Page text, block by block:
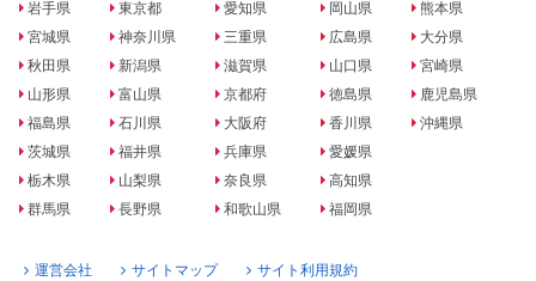
岩手県
宮城県
秋田県
山形県
福島県
茨城県
栃木県
群馬県
東京都
神奈川県
新潟県
富山県
石川県
福井県
山梨県
長野県
愛知県
三重県
滋賀県
京都府
大阪府
兵庫県
奈良県
和歌山県
岡山県
広島県
山口県
徳島県
香川県
愛媛県
高知県
福岡県
熊本県
大分県
宮崎県
鹿児島県
沖縄県
運営会社 サイトマップ サイト利用規約